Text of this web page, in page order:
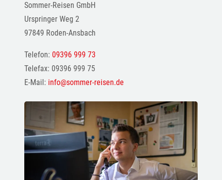
Sommer-Reisen GmbH
Urspringer Weg 2
97849 Roden-Ansbach
Telefon: 09396 999 73
Telefax: 09396 999 75
E-Mail: info@sommer-reisen.de